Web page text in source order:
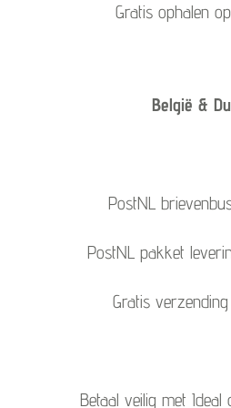
Gratis ophalen
België &
PostNL
PostNL pakket
Gratis
Betaal veilig met Ideal